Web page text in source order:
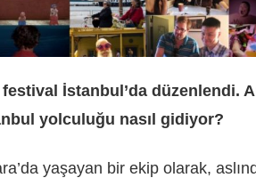
İstanbul’da düzenlendi.
yolculuğu nasıl gidiyor?
yaşayan bir ekip olarak,